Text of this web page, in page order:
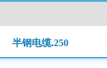
半钢电缆.250